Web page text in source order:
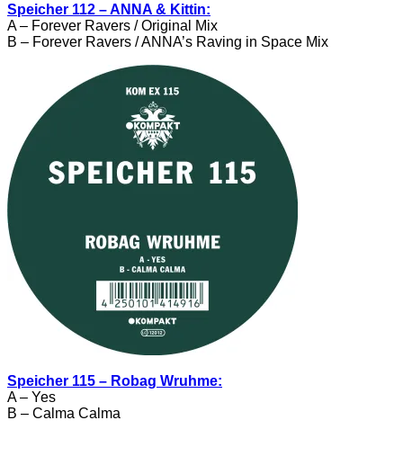
Speicher 112 – ANNA & Kittin:
A – Forever Ravers / Original Mix
B – Forever Ravers / ANNA’s Raving in Space Mix
Speicher 115 – Robag Wruhme:
A – Yes
B – Calma Calma